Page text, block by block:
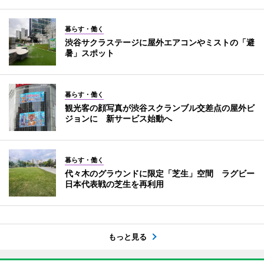
暮らす・働く
渋谷サクラステージに屋外エアコンやミストの「避
暑」スポット
暮らす・働く
観光客の顔写真が渋谷スクランブル交差点の屋外ビ
ジョンに 新サービス始動へ
暮らす・働く
代々木のグラウンドに限定「芝生」空間 ラグビー
日本代表戦の芝生を再利用
もっと見る